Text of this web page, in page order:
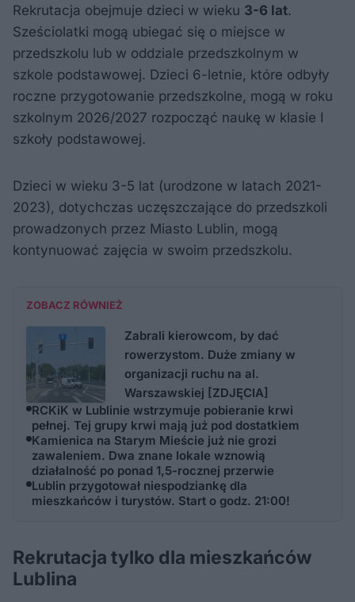
Rekrutacja obejmuje dzieci w wieku 3-6 lat.
Sześciolatki mogą ubiegać się o miejsce w
przedszkolu lub w oddziale przedszkolnym w
szkole podstawowej. Dzieci 6-letnie, które odbyły
roczne przygotowanie przedszkolne, mogą w roku
szkolnym 2026/2027 rozpocząć naukę w klasie I
szkoły podstawowej.
Dzieci w wieku 3-5 lat (urodzone w latach 2021-
2023), dotychczas uczęszczające do przedszkoli
prowadzonych przez Miasto Lublin, mogą
kontynuować zajęcia w swoim przedszkolu.
ZOBACZ RÓWNIEŻ
Zabrali kierowcom, by dać
rowerzystom. Duże zmiany w
organizacji ruchu na al.
Warszawskiej [ZDJĘCIA]
RCKiK w Lublinie wstrzymuje pobieranie krwi
pełnej. Tej grupy krwi mają już pod dostatkiem
Kamienica na Starym Mieście już nie grozi
zawaleniem. Dwa znane lokale wznowią
działalność po ponad 1,5-rocznej przerwie
Lublin przygotował niespodziankę dla
mieszkańców i turystów. Start o godz. 21:00!
Rekrutacja tylko dla mieszkańców
Lublina